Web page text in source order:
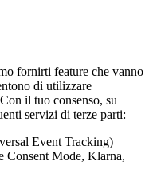
fornirti feature che vanno
di utilizzare
il tuo consenso, su
servizi di terze parti:
Event Tracking)
Consent Mode, Klarna,